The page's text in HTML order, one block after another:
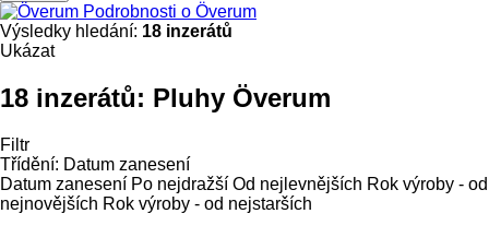
Podrobnosti o Överum
Výsledky hledání: 18 inzerátů
Ukázat
18 inzerátů: Pluhy Överum
Filtr
Třídění: Datum zanesení
Datum zanesení Po nejdražší Od nejlevnějších Rok výroby - od
nejnovějších Rok výroby - od nejstarších